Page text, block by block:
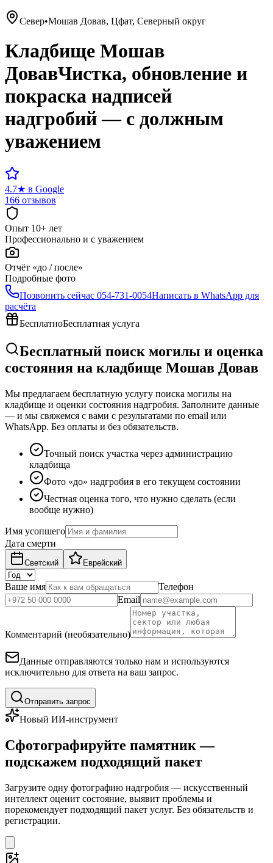
Север•Мошав Довав, Цфат, Северный округ
Кладбище Мошав
ДовавЧистка, обновление и
покраска надписей
надгробий — с должным
уважением
4.7★ в Google
166 отзывов
Опыт 10+ лет
Профессионально и с уважением
Отчёт «до / после»
Подробные фото
Позвонить сейчас 054-731-0054Написать в WhatsApp для
расчёта
БесплатноБесплатная услуга
Бесплатный поиск могилы и оценка
состояния на кладбище Мошав Довав
Мы предлагаем бесплатную услугу поиска могилы на
кладбище и оценки состояния надгробия. Заполните данные
— и мы свяжемся с вами с результатами по email или
WhatsApp. Без оплаты и без обязательств.
Точный поиск участка через администрацию
кладбища
Фото «до» надгробия в его текущем состоянии
Честная оценка того, что нужно сделать (если
вообще нужно)
Имя усопшего
Дата смерти
Светский Еврейский
Ваше имя
Телефон
Email
Комментарий (необязательно)
Данные отправляются только нам и используются
исключительно для ответа на ваш запрос.
Отправить запрос
Новый ИИ-инструмент
Сфотографируйте памятник —
подскажем подходящий пакет
Загрузите одну фотографию надгробия — искусственный
интеллект оценит состояние, выявит проблемы и
порекомендует подходящий пакет услуг. Без обязательств и
регистрации.